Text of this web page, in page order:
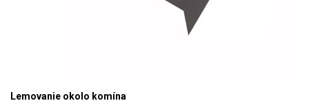
Lemovanie okolo komína